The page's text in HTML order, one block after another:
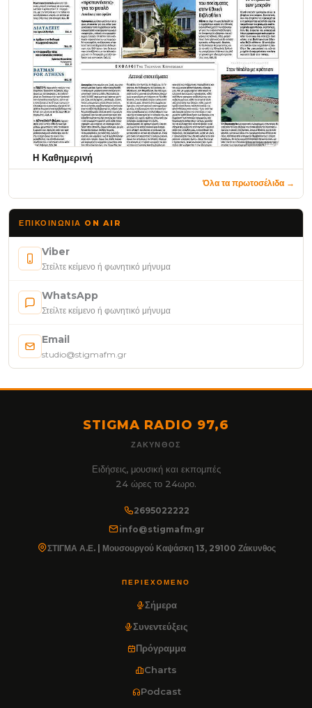
Η Καθημερινή
Όλα τα πρωτοσέλιδα →
ΕΠΙΚΟΙΝΩΝΊΑ ON AIR
Viber
Στείλτε κείμενο ή φωνητικό μήνυμα
WhatsApp
Στείλτε κείμενο ή φωνητικό μήνυμα
Email
studio@stigmafm.gr
STIGMA RADIO 97,6
ΖΆΚΥΝΘΟΣ
Ειδήσεις, μουσική και εκπομπές
24 ώρες το 24ωρο.
2695022222
info@stigmafm.gr
ΣΤΙΓΜΑ Α.Ε. | Μουσουργού Καψάσκη 13, 29100 Ζάκυνθος
ΠΕΡΙΕΧΌΜΕΝΟ
Σήμερα
Συνεντεύξεις
Πρόγραμμα
Charts
Podcast